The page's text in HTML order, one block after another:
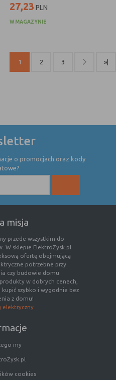
27,23 PLN
W MAGAZYNIE
1 2 3 »|
o promocjach oraz kody
misja
przede wszystkim do
W sklepie ElektroZysk.pl
ofertę obejmującą
potrzebne przy
czy budowie domu.
w dobrych cenach,
szybko i wygodnie bez
z domu!
elektryczny
my
cookies